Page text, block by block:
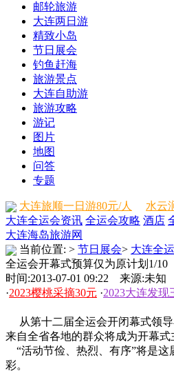
邮轮旅游
大连两日游
精致小岛
节日展会
钓鱼赶海
旅游景点
大连自助游
旅游攻略
游记
图片
地图
问答
专题
大连旅顺一日游80元/人 水云
大连全运会资讯 全运会攻略 酒店
大连海岛旅游网
当前位置: > 节日展会> 大连全
全运会开幕式预算仅为原计划1/10
时间:2013-07-01 09:22 来源:未
·2023樱桃采摘30元 ·2023大连发现
从第十二届全运会开闭幕式领导
来自全省各地的群众将成为开幕式
“活动节俭、热烈、有序”将是这
彩。